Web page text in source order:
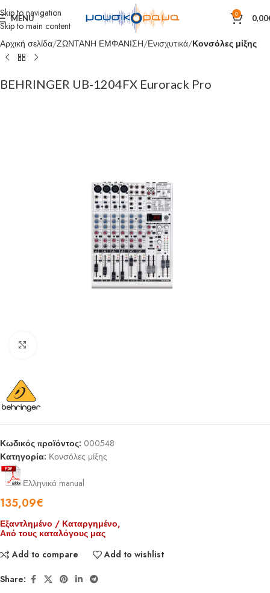
Skip to navigation
Skip to main content
MENU 0 0,00
Αρχική σελίδα ΖΩΝΤΑΝΗ ΕΜΦΑΝΙΣΗ Ενισχυτικά Κονσόλες μίξης
BEHRINGER UB-1204FX Eurorack Pro
Κωδικός προϊόντος: 000548
Κατηγορία: Κονσόλες μίξης
Ελληνικό manual
135,09€
Εξαντλημένο / Καταργημένο,
Από τους καταλόγους μας
Add to compare
Add to wishlist
Share: